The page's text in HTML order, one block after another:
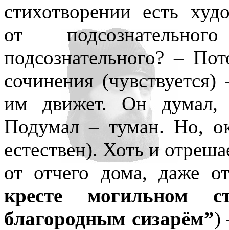
стихотворении есть
от
подсознательного? –
сочинения
им движет. Он думал,
Подумал – туман. Но,
естествен). Хоть и
от отчего дома, даже
кресте могильном
благородным сизарём”)